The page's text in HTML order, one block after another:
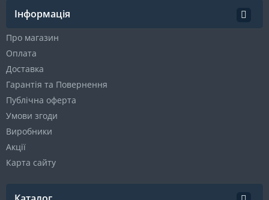
Інформація
Про магазин
Оплата
Доставка
Гарантія та Повернення
Публічна оферта
Умови згоди
Виробники
Акції
Карта сайту